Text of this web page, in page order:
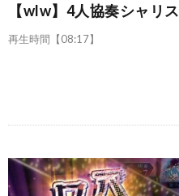
【wlw】4人協奏シャリス
再生時間【08:17】